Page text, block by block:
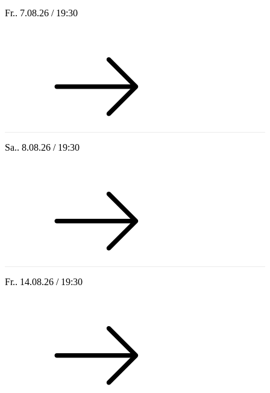
Fr.. 7.08.26 / 19:30
Sa.. 8.08.26 / 19:30
Fr.. 14.08.26 / 19:30